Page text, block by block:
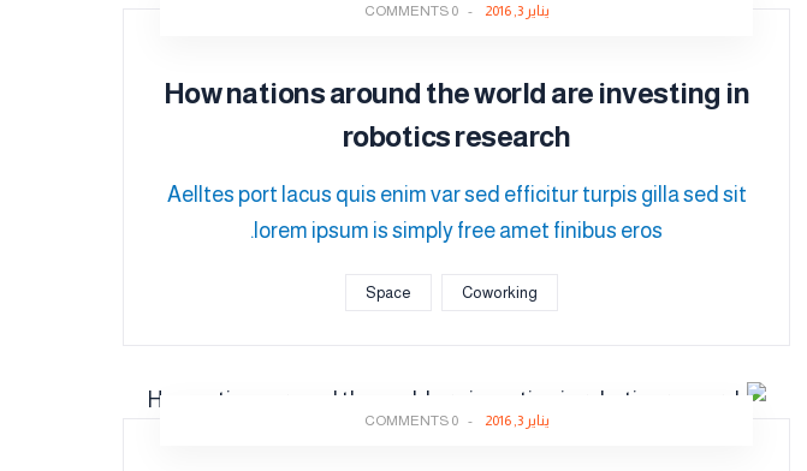
يناير 3, 2016 -
0 COMMENTS
How nations around the world are investing in
robotics research
Aelltes port lacus quis enim var sed efficitur turpis gilla sed sit
lorem ipsum is simply free amet finibus eros.
Coworking
Space
يناير 3, 2016 -
0 COMMENTS